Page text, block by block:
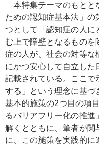
本特集テーマのもとと
ための認知症基本法」の
つとして「認知症の人に
む上で障壁となるものを
症の人が、社会の対等な
にかつ安心して自立した
記載されている。ここで
する」という理念に基づ
基本的施策の2つ目の項
るバリアフリー化の推
解くとともに、筆者が関
に、この施策を実践的に